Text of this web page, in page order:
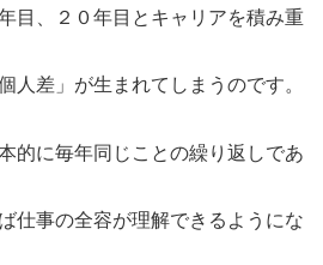
目、２０年目とキャリアを積み重
人差」が生まれてしまうのです。
的に毎年同じことの繰り返しであ
仕事の全容が理解できるようにな